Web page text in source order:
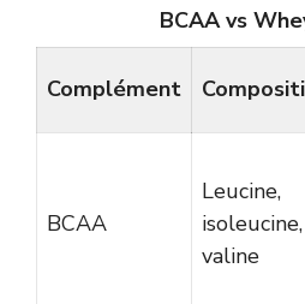
BCAA vs
Complément
BCAA
Leucine,
isoleucine,
valine